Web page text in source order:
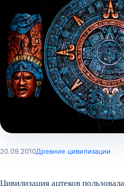
20.09.2010Древние цивилизации
Цивилизация ацтеков